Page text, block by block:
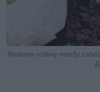
Niektóre rośliny należy